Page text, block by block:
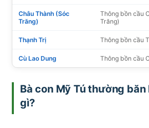
Châu Thành (Sóc
Trăng)
Thông bồn cầu
Trăng)
Thạnh Trị Thông bồn cầu
Cù Lao Dung Thông bồn cầu
Bà con Mỹ Tú thường
gì?